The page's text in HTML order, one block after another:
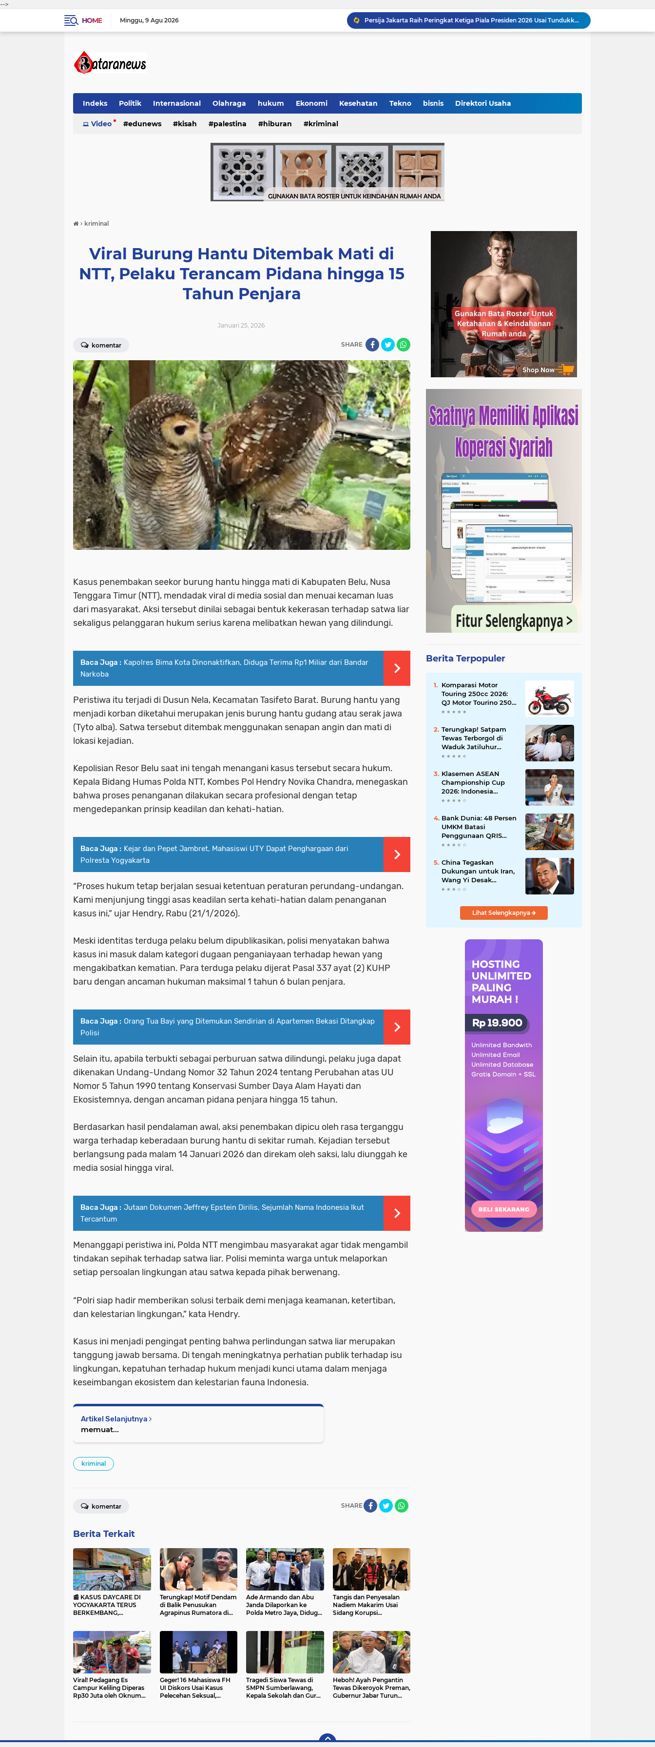
-->
HOME
Minggu 9 Agu 2026
Persija Jakarta Raih Peringkat Ketiga Piala Presiden 2026 Usai Tundukkan Arema FC 3-1
Studi Ungkap Hampir 270 Ribu Warga Israel Tinggalkan Negaranya Sejak 2023, Akademisi Sebut Situasi Mengkhawatirkan
Indonesia Gagal ke Semifinal, Keputusan Wasit Oman di Laga Kontra Singapura Jadi Sorotan
Indeks Politik Internasional Olahraga hukum Ekonomi Kesehatan Tekno bisnis Direktori Usaha
Video edunews kisah palestina hiburan kriminal
› kriminal
Viral Burung Hantu Ditembak Mati di
NTT, Pelaku Terancam Pidana hingga 15
Tahun Penjara
Januari 25, 2026
komentar SHARE
Kasus penembakan seekor burung hantu hingga mati di Kabupaten Belu, Nusa
Tenggara Timur (NTT), mendadak viral di media sosial dan menuai kecaman luas
dari masyarakat. Aksi tersebut dinilai sebagai bentuk kekerasan terhadap satwa liar
sekaligus pelanggaran hukum serius karena melibatkan hewan yang dilindungi.
Baca Juga : Kapolres Bima Kota Dinonaktifkan, Diduga Terima Rp1 Miliar dari Bandar
Narkoba
Peristiwa itu terjadi di Dusun Nela, Kecamatan Tasifeto Barat. Burung hantu yang
menjadi korban diketahui merupakan jenis burung hantu gudang atau serak jawa
(Tyto alba). Satwa tersebut ditembak menggunakan senapan angin dan mati di
lokasi kejadian.
Kepolisian Resor Belu saat ini tengah menangani kasus tersebut secara hukum.
Kepala Bidang Humas Polda NTT, Kombes Pol Hendry Novika Chandra, menegaskan
bahwa proses penanganan dilakukan secara profesional dengan tetap
mengedepankan prinsip keadilan dan kehati-hatian.
Baca Juga : Kejar dan Pepet Jambret, Mahasiswi UTY Dapat Penghargaan dari
Polresta Yogyakarta
“Proses hukum tetap berjalan sesuai ketentuan peraturan perundang-undangan.
Kami menjunjung tinggi asas keadilan serta kehati-hatian dalam penanganan
kasus ini,” ujar Hendry, Rabu (21/1/2026).
Meski identitas terduga pelaku belum dipublikasikan, polisi menyatakan bahwa
kasus ini masuk dalam kategori dugaan penganiayaan terhadap hewan yang
mengakibatkan kematian. Para terduga pelaku dijerat Pasal 337 ayat (2) KUHP
baru dengan ancaman hukuman maksimal 1 tahun 6 bulan penjara.
Baca Juga : Orang Tua Bayi yang Ditemukan Sendirian di Apartemen Bekasi Ditangkap
Polisi
Selain itu, apabila terbukti sebagai perburuan satwa dilindungi, pelaku juga dapat
dikenakan Undang-Undang Nomor 32 Tahun 2024 tentang Perubahan atas UU
Nomor 5 Tahun 1990 tentang Konservasi Sumber Daya Alam Hayati dan
Ekosistemnya, dengan ancaman pidana penjara hingga 15 tahun.
Berdasarkan hasil pendalaman awal, aksi penembakan dipicu oleh rasa terganggu
warga terhadap keberadaan burung hantu di sekitar rumah. Kejadian tersebut
berlangsung pada malam 14 Januari 2026 dan direkam oleh saksi, lalu diunggah ke
media sosial hingga viral.
Baca Juga : Jutaan Dokumen Jeffrey Epstein Dirilis, Sejumlah Nama Indonesia Ikut
Tercantum
Menanggapi peristiwa ini, Polda NTT mengimbau masyarakat agar tidak mengambil
tindakan sepihak terhadap satwa liar. Polisi meminta warga untuk melaporkan
setiap persoalan lingkungan atau satwa kepada pihak berwenang.
“Polri siap hadir memberikan solusi terbaik demi menjaga keamanan, ketertiban,
dan kelestarian lingkungan,” kata Hendry.
Kasus ini menjadi pengingat penting bahwa perlindungan satwa liar merupakan
tanggung jawab bersama. Di tengah meningkatnya perhatian publik terhadap isu
lingkungan, kepatuhan terhadap hukum menjadi kunci utama dalam menjaga
keseimbangan ekosistem dan kelestarian fauna Indonesia.
Artikel Selanjutnya
memuat...
kriminal
SHARE
komentar
Berita Terkait
📰 KASUS DAYCARE DI
YOGYAKARTA TERUS
BERKEMBANG,
Terungkap! Motif Dendam
di Balik Penusukan
Agrapinus Rumatora di
Ade Armando dan Abu
Janda Dilaporkan ke
Polda Metro Jaya, Diduga
Tangis dan Penyesalan
Nadiem Makarim Usai
Sidang Korupsi
Viral! Pedagang Es
Campur Keliling Diperas
Rp30 Juta oleh Oknum
Geger! 16 Mahasiswa FH
UI Diskors Usai Kasus
Pelecehan Seksual,
Tragedi Siswa Tewas di
SMPN Sumberlawang,
Kepala Sekolah dan Guru
Heboh! Ayah Pengantin
Tewas Dikeroyok Preman,
Gubernur Jabar Turun
Berita Terpopuler
Komparasi Motor
Touring 250cc 2026:
QJ Motor Tourino 250
DX, Suzuki V-Strom
Versys-X 250?
Terungkap! Satpam
Tewas Terborgol di
Waduk Jatiluhur
Sempat Kirim Foto
Mulyadi Soroti
Kejanggalan
Klasemen ASEAN
Championship Cup
2026: Indonesia
Menang 5-1, Mitchell
Puncaki Top Skor
Bank Dunia: 48 Persen
UMKM Batasi
Penggunaan QRIS
karena Khawatir
China Tegaskan
Dukungan untuk Iran,
Wang Yi Desak
Perdamaian Timur
Ketegangan dengan
Lihat Selengkapnya